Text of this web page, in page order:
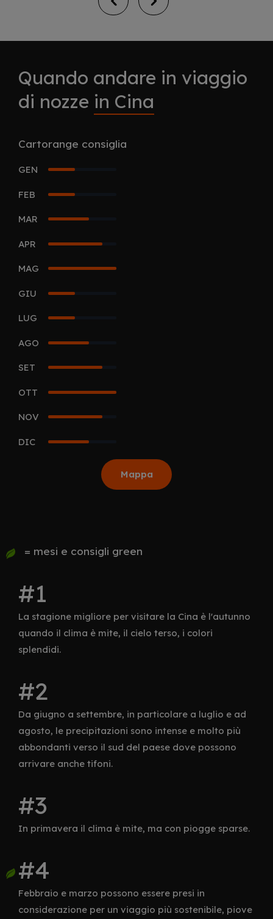
Quando andare in viaggio
di nozze in Cina
Cartorange consiglia
GEN
FEB
MAR
APR
MAG
GIU
LUG
AGO
SET
OTT
NOV
DIC
Mappa
= mesi e consigli green
La stagione migliore per visitare la Cina è l'autunno
quando il clima è mite, il cielo terso, i colori
splendidi.
Da giugno a settembre, in particolare a luglio e ad
agosto, le precipitazioni sono intense e molto più
abbondanti verso il sud del paese dove possono
arrivare anche tifoni.
In primavera il clima è mite, ma con piogge sparse.
Febbraio e marzo possono essere presi in
considerazione per un viaggio più sostenibile, piove